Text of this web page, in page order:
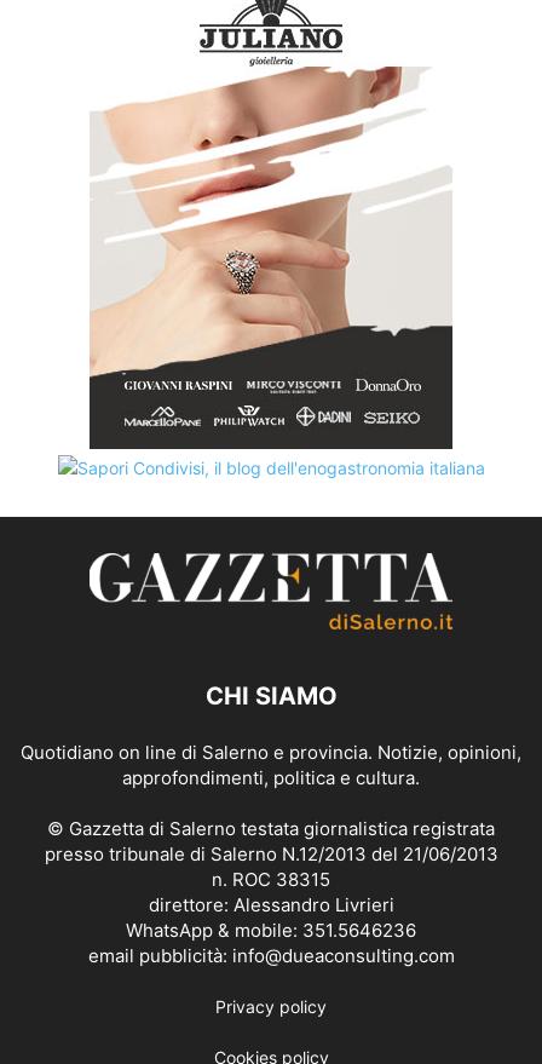
CHI SIAMO
Quotidiano on line di Salerno e provincia. Notizie, opinioni,
approfondimenti, politica e cultura.
© Gazzetta di Salerno testata giornalistica registrata
presso tribunale di Salerno N.12/2013 del 21/06/2013
n. ROC 38315
direttore: Alessandro Livrieri
WhatsApp & mobile: 351.5646236
email pubblicità: info@dueaconsulting.com
Privacy policy
Cookies policy